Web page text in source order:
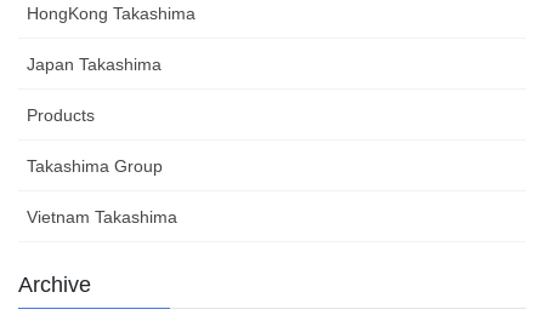
HongKong Takashima
Japan Takashima
Products
Takashima Group
Vietnam Takashima
Archive